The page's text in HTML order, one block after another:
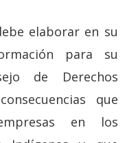
elaborar en su
para su
de Derechos
que
en los